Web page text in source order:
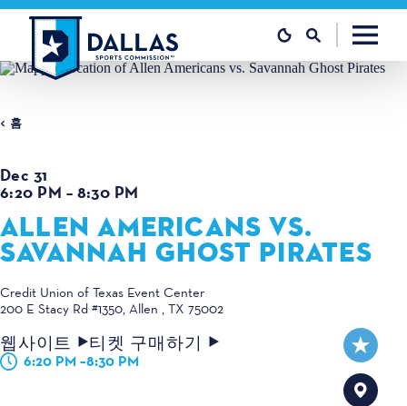
콘텐츠로 건너뛰기
홈
Dec 31
6:20 PM – 8:30 PM
ALLEN AMERICANS VS.
SAVANNAH GHOST PIRATES
Credit Union of Texas Event Center
200 E Stacy Rd #1350 Allen , TX 75002
웹사이트 티켓 구매하기
6:20 PM –8:30 PM